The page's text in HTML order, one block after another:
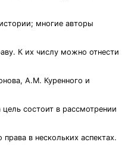
многие авторы
К их числу можно отнести
А.М. Куренного и
состоит в рассмотрении
в нескольких аспектах.